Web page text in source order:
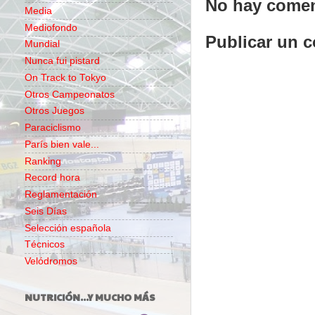
No hay
Publicar un
Media
Mediofondo
Mundial
Nunca fui pistard
On Track to Tokyo
Otros Campeonatos
Otros Juegos
Paraciclismo
París bien vale...
Ranking
Record hora
Reglamentación
Seis Días
Selección española
Técnicos
Velódromos
NUTRICIÓN...Y MUCHO MÁS